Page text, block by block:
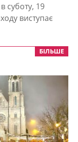
суботу, 19
виступає
БІЛЬШЕ